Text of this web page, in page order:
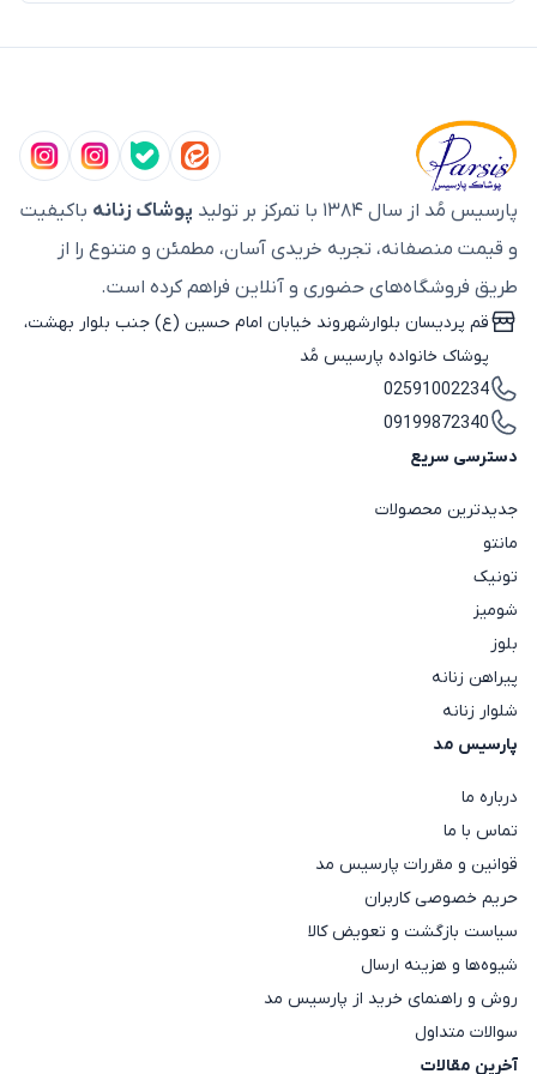
پارسیس مُد از سال ۱۳۸۴ با تمرکز بر تولید پوشاک زنانه باکیفیت
و قیمت منصفانه، تجربه خریدی آسان، مطمئن و متنوع را از
طریق فروشگاه‌های حضوری و آنلاین فراهم کرده است.
قم پردیسان بلوارشهروند خیابان امام حسین (ع) جنب بلوار بهشت،
پوشاک خانواده پارسیس مُد
02591002234
09199872340
دسترسی سریع
جدیدترین محصولات
مانتو
تونیک
شومیز
بلوز
پیراهن زنانه
شلوار زنانه
پارسیس مد
درباره ما
تماس با ما
قوانین و مقررات پارسیس مد
حریم خصوصی کاربران
سیاست بازگشت و تعویض کالا
شیوه‌ها و هزینه ارسال
روش و راهنمای خرید از پارسیس مد
سوالات متداول
آخرین مقالات